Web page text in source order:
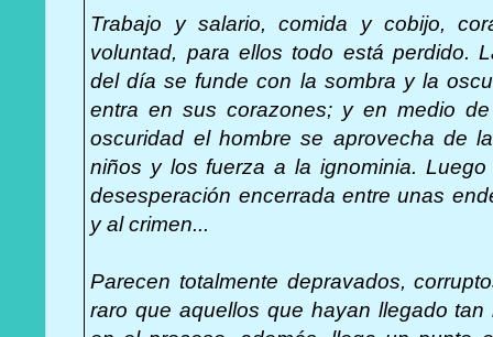
Trabajo y salario, comida y cobijo,
voluntad, para ellos todo está perdido.
del día se funde con la sombra y la
entra en sus corazones; y en medio
oscuridad el hombre se aprovecha de
niños y los fuerza a la ignominia.
desesperación encerrada entre unas
y al crimen...
Parecen totalmente depravados,
raro que aquellos que hayan llegado